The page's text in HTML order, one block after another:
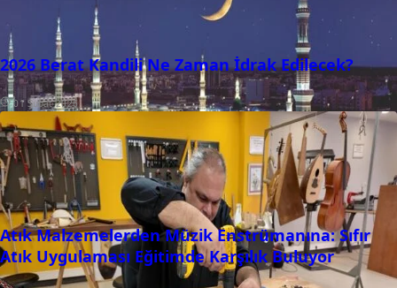
2026 Berat Kandili Ne Zaman İdrak Edilecek?
01 Şubat 2026
Atık Malzemelerden Müzik Enstrümanına: Sıfır
Atık Uygulaması Eğitimde Karşılık Buluyor